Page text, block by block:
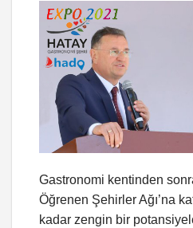
Gastronomi kentinden
Öğrenen Şehirler Ağı’na
kadar zengin bir